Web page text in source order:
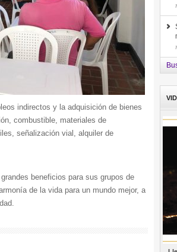
indirectos y la adquisición de bienes
combustible, materiales de
señalización vial, alquiler de
beneficios para sus grupos de
de la vida para un mundo mejor, a